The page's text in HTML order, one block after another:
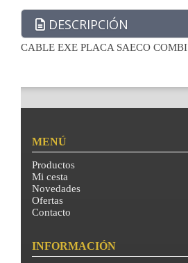
DESCRIPCIÓN
CABLE EXE PLACA SAECO COMBI
MENÚ
Productos
Mi cesta
Novedades
Ofertas
Contacto
INFORMACIÓN